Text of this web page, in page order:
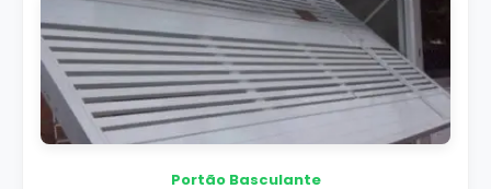
Portão Basculante